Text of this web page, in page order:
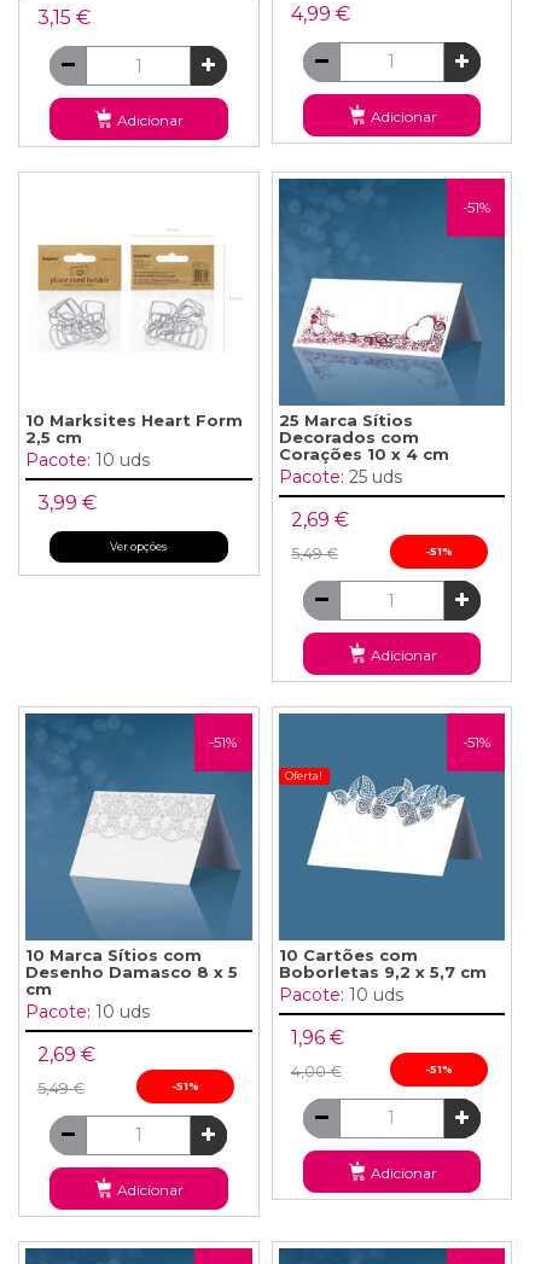
3,15 €
Adicionar
4,99 €
Adicionar
10 Marksites Heart Form
2,5 cm
Pacote: 10 uds
3,99 €
Ver opções
-51%
25 Marca Sítios
Decorados com
Corações 10 x 4 cm
Pacote: 25 uds
2,69 €
5,49 € -51%
Adicionar
-51%
10 Marca Sítios com
Desenho Damasco 8 x 5
cm
Pacote: 10 uds
2,69 €
5,49 € -51%
Adicionar
-51%
Oferta!
10 Cartões com
Boborletas 9,2 x 5,7 cm
Pacote: 10 uds
1,96 €
4,00 € -51%
Adicionar